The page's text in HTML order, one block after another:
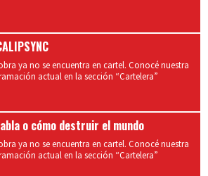
ya no se encuentra en cartel. Conocé nuestra
actual en la sección “Cartelera”
o cómo destruir el mundo
ya no se encuentra en cartel. Conocé nuestra
actual en la sección “Cartelera”